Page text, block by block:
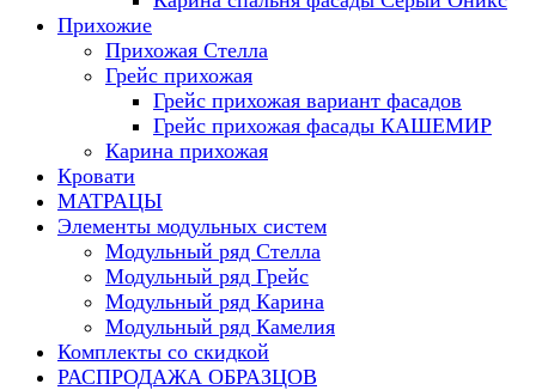
Прихожие
Прихожая Стелла
Грейс прихожая
Грейс прихожая вариант фасадов
Грейс прихожая фасады КАШЕМИР
Карина прихожая
Кровати
МАТРАЦЫ
Элементы модульных систем
Модульный ряд Стелла
Модульный ряд Грейс
Модульный ряд Карина
Модульный ряд Камелия
Комплекты со скидкой
РАСПРОДАЖА ОБРАЗЦОВ